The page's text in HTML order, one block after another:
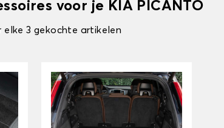
voor je KIA PICANTO
elke 3 gekochte artikelen